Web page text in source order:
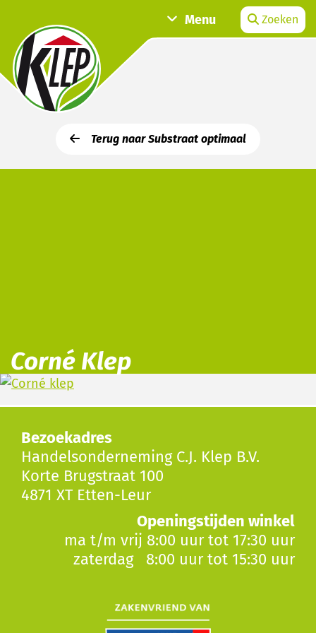
Menu Zoeken
Terug naar Substraat optimaal
Corné Klep
Bezoekadres
Handelsonderneming C.J. Klep B.V.
Korte Brugstraat 100
4871 XT Etten-Leur
Openingstijden winkel
ma t/m vrij 8:00 uur tot 17:30 uur
zaterdag 8:00 uur tot 15:30 uur